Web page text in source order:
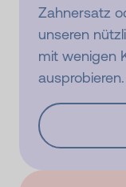
Zahnersatz
unseren
mit wenigen
ausprobieren.